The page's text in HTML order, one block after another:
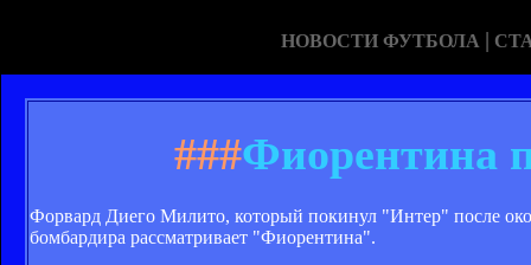
НОВОСТИ ФУТБОЛА |
###Фиорентина
Форвард Диего Милито, который покинул "Интер" после
бомбардира рассматривает "Фиорентина".